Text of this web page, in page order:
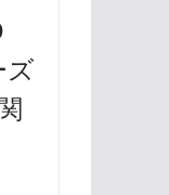
ズ